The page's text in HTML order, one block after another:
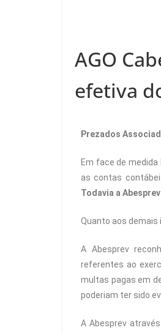
AGO
efetiva
Prezados
Em face de medida
as contas
Todavia a
Quanto aos demais
A Abesprev
referentes ao
multas pagas em
poderiam ter sido
A Abesprev